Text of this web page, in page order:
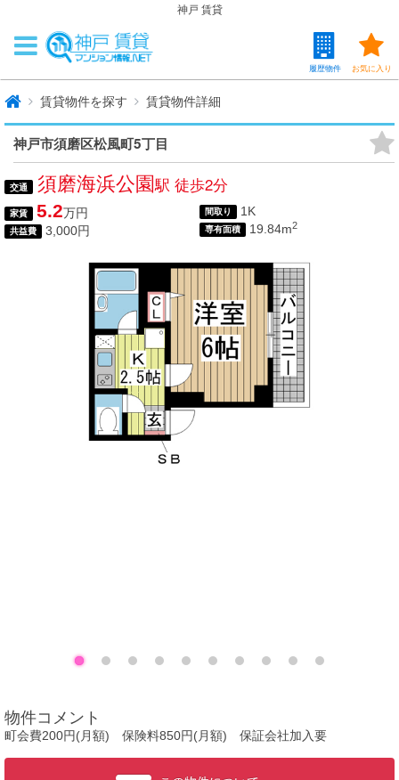
神戸 賃貸
お気に入り
履歴物件
賃貸物件を探す 賃貸物件詳細
神戸市須磨区松風町5丁目
交通 須磨海浜公園駅 徒歩2分
家賃 5.2万円
共益費 3,000円
間取り 1K
専有面積 19.84m2
物件コメント
町会費200円(月額) 保険料850円(月額) 保証会社加入要